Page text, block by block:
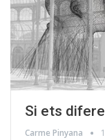
Si ets
Carme Pinyana